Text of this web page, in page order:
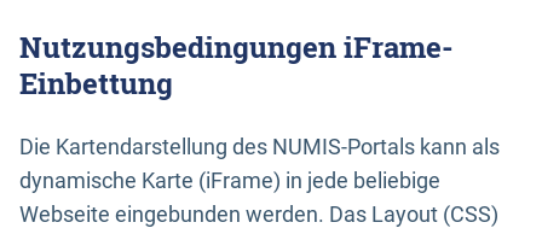
Nutzungsbedingungen iFrame-
Einbettung
Die Kartendarstellung des NUMIS-Portals kann als
dynamische Karte (iFrame) in jede beliebige
Webseite eingebunden werden. Das Layout (CSS)